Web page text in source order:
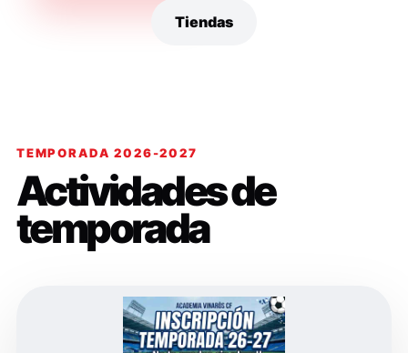
Tiendas
TEMPORADA 2026-2027
Actividades de
temporada